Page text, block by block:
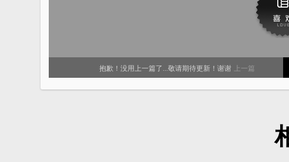
抱歉！没用上一篇了...敬请期待更新！谢谢 上一篇